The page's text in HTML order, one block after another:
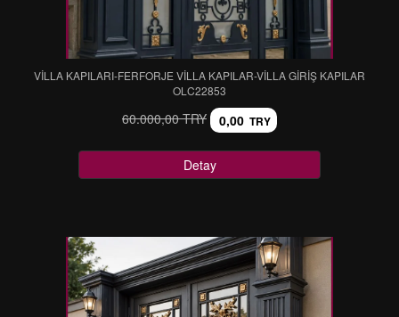
VİLLA KAPILARI-FERFORJE VİLLA KAPILAR-VİLLA GİRİŞ KAPILAR
OLC22853
60.000,00 TRY 0,00 TRY
Detay